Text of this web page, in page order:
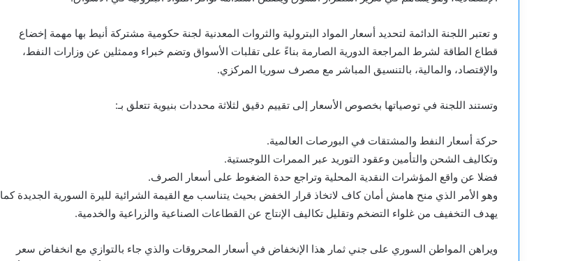
و تعتبر اللجنة الدائمة لتحديد أسعار المواد البترولية والثروات المعدنية لجنة حكومية مشتركة أنيط بها مهمة إخضاع
قطاع الطاقة لشرط المراجعة الدورية الصارمة بناءً على تقلبات الأسواق وتضم خبراء وممثلين عن وزارات النفط،
والإقتصاد، والمالية، بالتنسيق المباشر مع مصرف سوريا المركزي.
وتستند اللجنة في توصياتها بخصوص الأسعار إلى تقييم دقيق لثلاثة محددات بنيوية تتعلق بـ:
حركة أسعار النفط والمشتقات في البورصات العالمية.
وتكاليف الشحن والتأمين وعقود التوريد عبر الممرات اللوجستية.
فضلا عن واقع المؤشرات النقدية المحلية وتراجع حدة الضغوط على أسعار الصرف.
وهو الأمر الذي منح هامش أمان كاف لاتخاذ قرار الخفض بحيث يتناسب مع القيمة الشرائية لليرة السورية الجديدة كما
يهدف التخفيف من غلواء التضخم وتقليل تكاليف الإنتاج عن القطاعات الصناعية والزراعية والخدمية.
ويراهن المواطن السوري على جني ثمار هذا الإنخفاض في أسعار المحروقات والذي جاء بالتوازي مع انخفاض سعر